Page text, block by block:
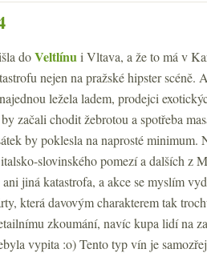
doVeltlínui Vltava, a že to má v
nejen na pražské hipster scéně.
ležela ladem, prodejci
začali chodit žebrotou a spotřeba
by poklesla na naprosté minimum.
slovinského pomezí a dalších z
jiná katastrofa, a akce se myslím
která davovým charakterem tak
zkoumání, navíc kupa lidí na
vypita :o) Tento typ vín je